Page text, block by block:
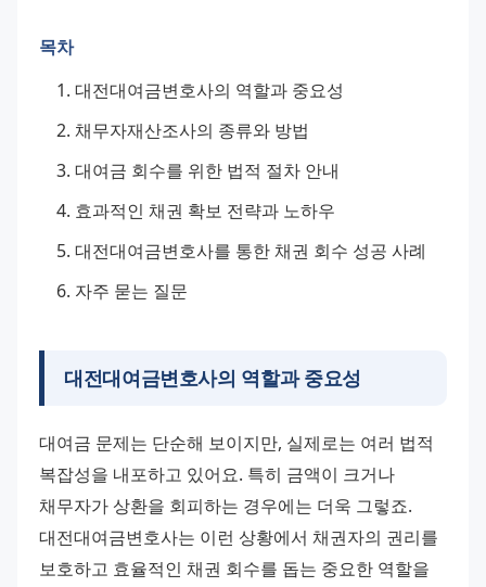
목차
대전대여금변호사의 역할과 중요성
채무자재산조사의 종류와 방법
대여금 회수를 위한 법적 절차 안내
효과적인 채권 확보 전략과 노하우
대전대여금변호사를 통한 채권 회수 성공 사례
자주 묻는 질문
대전대여금변호사의 역할과 중요성
대여금 문제는 단순해 보이지만, 실제로는 여러 법적
복잡성을 내포하고 있어요. 특히 금액이 크거나
채무자가 상환을 회피하는 경우에는 더욱 그렇죠.
대전대여금변호사는 이런 상황에서 채권자의 권리를
보호하고 효율적인 채권 회수를 돕는 중요한 역할을